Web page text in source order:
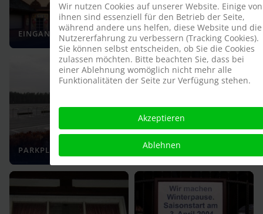
EINGANGSBEREICH EINGANGSBEREICH
PARKPLATZ
KARUSSELL
Wir nutzen Cookies auf unserer Website. Einige von
ihnen sind essenziell für den Betrieb der Seite,
während andere uns helfen, diese Website und die
Nutzererfahrung zu verbessern (Tracking Cookies).
Sie können selbst entscheiden, ob Sie die Cookies
zulassen möchten. Bitte beachten Sie, dass bei
einer Ablehnung womöglich nicht mehr alle
Funktionalitäten der Seite zur Verfügung stehen.
Akzeptieren
Ablehnen